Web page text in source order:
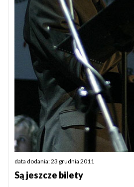
data dodania: 23 grudnia 2011
Są jeszcze bilety